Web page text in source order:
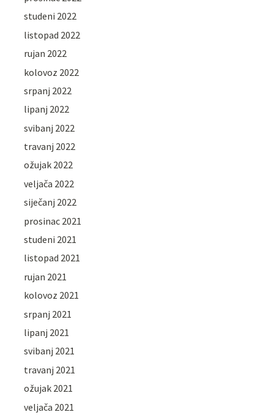
studeni 2022
listopad 2022
rujan 2022
kolovoz 2022
srpanj 2022
lipanj 2022
svibanj 2022
travanj 2022
ožujak 2022
veljača 2022
siječanj 2022
prosinac 2021
studeni 2021
listopad 2021
rujan 2021
kolovoz 2021
srpanj 2021
lipanj 2021
svibanj 2021
travanj 2021
ožujak 2021
veljača 2021